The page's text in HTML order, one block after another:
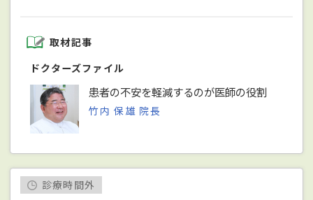
取材記事
ドクターズファイル
患者の不安を軽減するのが医師の役割
竹内 保雄 院長
診療時間外